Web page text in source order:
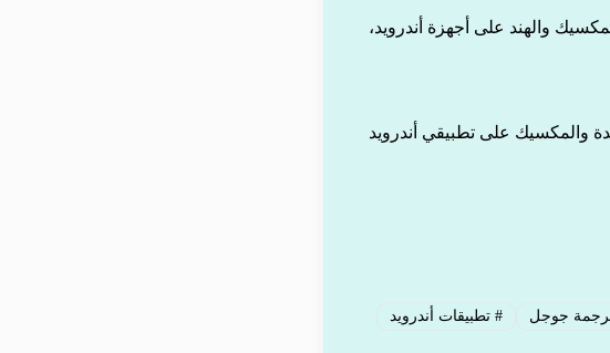
والهند على أجهزة أندرويد،
والمكسيك على تطبيقي أندرويد
جوجل #تطبيقات أندرويد